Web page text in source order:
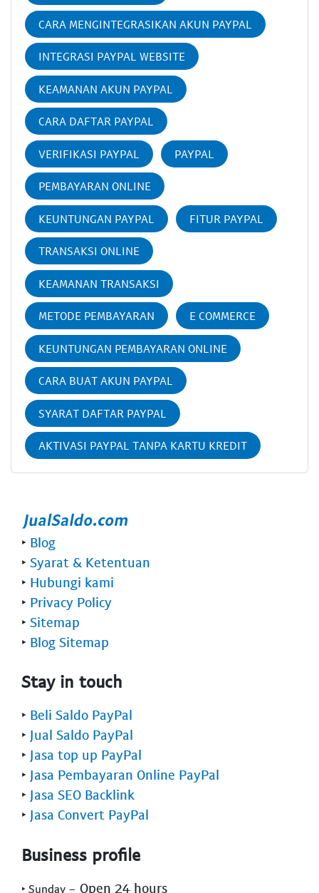
CARA MENGINTEGRASIKAN AKUN PAYPAL
INTEGRASI PAYPAL WEBSITE
KEAMANAN AKUN PAYPAL
CARA DAFTAR PAYPAL
VERIFIKASI PAYPAL PAYPAL
PEMBAYARAN ONLINE
KEUNTUNGAN PAYPAL FITUR PAYPAL
TRANSAKSI ONLINE
KEAMANAN TRANSAKSI
METODE PEMBAYARAN E COMMERCE
KEUNTUNGAN PEMBAYARAN ONLINE
CARA BUAT AKUN PAYPAL
SYARAT DAFTAR PAYPAL
AKTIVASI PAYPAL TANPA KARTU KREDIT
‣ Blog
‣ Syarat & Ketentuan
‣ Hubungi kami
‣ Privacy Policy
‣ Sitemap
‣ Blog Sitemap
Stay in touch
‣ Beli Saldo PayPal
‣ Jual Saldo PayPal
‣ Jasa top up PayPal
‣ Jasa Pembayaran Online PayPal
‣ Jasa SEO Backlink
‣ Jasa Convert PayPal
Business profile
‣ Sunday - Open 24 hours